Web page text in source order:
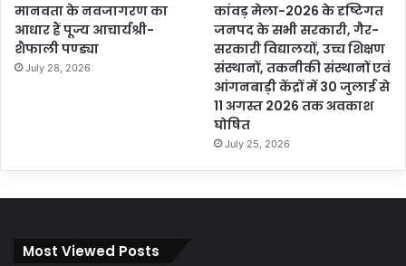
मानवता के नवजागरण का
आधार हैं पूज्य आचार्यश्री-
शैफाली पण्ड्या
July 28, 2026
कांवड़ मेला-2026 के दृष्टिगत
जनपद के सभी सरकारी, गैर-
सरकारी विद्यालयों, उच्च शिक्षण
संस्थानों, तकनीकी संस्थानों एवं
आंगनबाड़ी केंद्रों में 30 जुलाई से
11 अगस्त 2026 तक अवकाश
घोषित
July 25, 2026
Most Viewed Posts